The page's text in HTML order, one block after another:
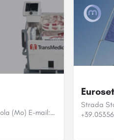
(Mo) E-mail:…
Strada